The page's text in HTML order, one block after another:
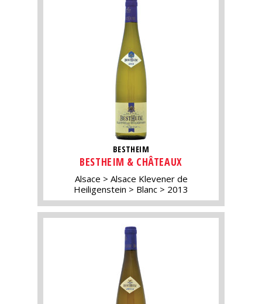
BESTHEIM
BESTHEIM & CHÂTEAUX
Alsace
Alsace Klevener de
Heiligenstein
Blanc 2013